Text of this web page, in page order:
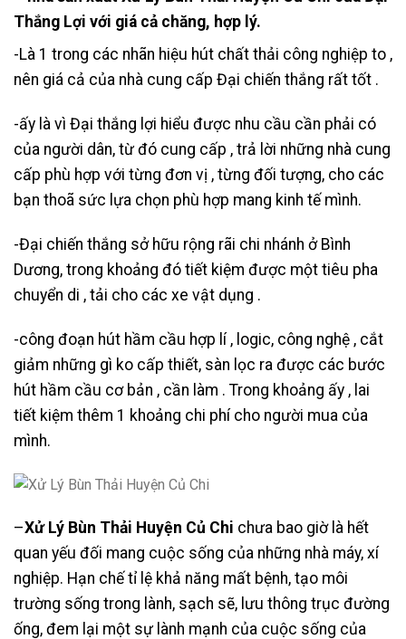
Thắng Lợi với giá cả chăng, hợp lý.
-Là 1 trong các nhãn hiệu hút chất thải công nghiệp to ,
nên giá cả của nhà cung cấp Đại chiến thắng rất tốt .
-ấy là vì Đại thắng lợi hiểu được nhu cầu cần phải có
của người dân, từ đó cung cấp , trả lời những nhà cung
cấp phù hợp với từng đơn vị , từng đối tượng, cho các
bạn thoã sức lựa chọn phù hợp mang kinh tế mình.
-Đại chiến thắng sở hữu rộng rãi chi nhánh ở Bình
Dương, trong khoảng đó tiết kiệm được một tiêu pha
chuyển di , tải cho các xe vật dụng .
-công đoạn hút hầm cầu hợp lí , logic, công nghệ , cắt
giảm những gì ko cấp thiết, sàn lọc ra được các bước
hút hầm cầu cơ bản , cần làm . Trong khoảng ấy , lai
tiết kiệm thêm 1 khoảng chi phí cho người mua của
mình.
–Xử Lý Bùn Thải Huyện Củ Chi chưa bao giờ là hết
quan yếu đối mang cuộc sống của những nhà máy, xí
nghiệp. Hạn chế tỉ lệ khả năng mất bệnh, tạo môi
trường sống trong lành, sạch sẽ, lưu thông trục đường
ống, đem lại một sự lành mạnh của cuộc sống của